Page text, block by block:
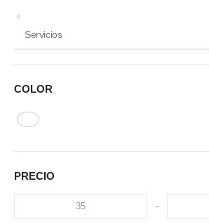
Servicios
COLOR
PRECIO
-